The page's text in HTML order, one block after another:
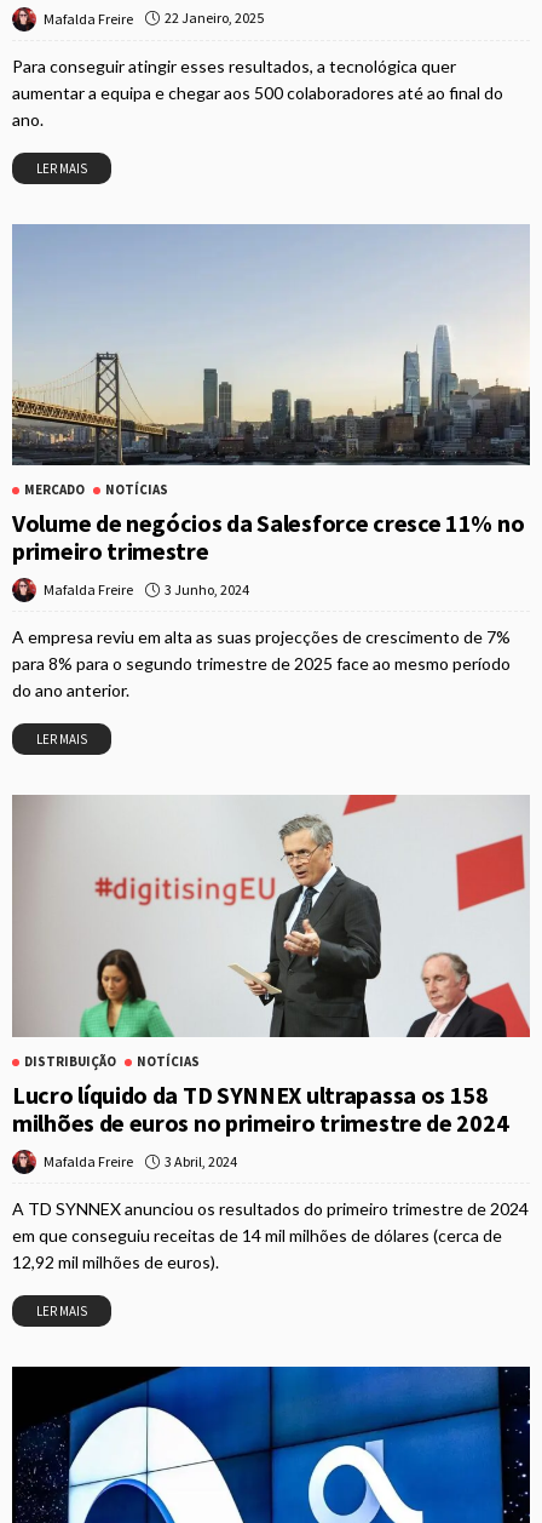
Mafalda Freire 22 Janeiro, 2025
Para conseguir atingir esses resultados, a tecnológica quer
aumentar a equipa e chegar aos 500 colaboradores até ao final do
ano.
LER MAIS
MERCADO NOTÍCIAS
Volume de negócios da Salesforce cresce 11% no
primeiro trimestre
Mafalda Freire 3 Junho, 2024
A empresa reviu em alta as suas projecções de crescimento de 7%
para 8% para o segundo trimestre de 2025 face ao mesmo período
do ano anterior.
LER MAIS
DISTRIBUIÇÃO NOTÍCIAS
Lucro líquido da TD SYNNEX ultrapassa os 158
milhões de euros no primeiro trimestre de 2024
Mafalda Freire 3 Abril, 2024
A TD SYNNEX anunciou os resultados do primeiro trimestre de 2024
em que conseguiu receitas de 14 mil milhões de dólares (cerca de
12,92 mil milhões de euros).
LER MAIS